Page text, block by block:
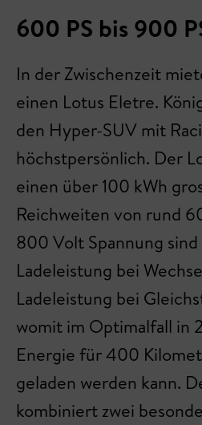
600 PS bis 900
In der Zwischenzeit
einen Lotus Eletre.
den Hyper-SUV mit
höchstpersönlich. Der
einen über 100 kWh
Reichweiten von rund
800 Volt Spannung sind
Ladeleistung bei
Ladeleistung bei
womit im Optimalfall in
Energie für 400
geladen werden kann.
kombiniert zwei